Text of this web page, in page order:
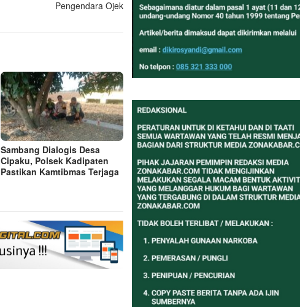
Pengendara Ojek
Sambang Dialogis Desa
Cipaku, Polsek Kadipaten
Pastikan Kamtibmas Terjaga